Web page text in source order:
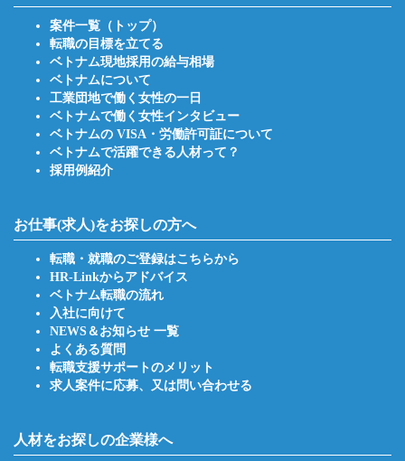
案件一覧（トップ）
転職の目標を立てる
ベトナム現地採用の給与相場
ベトナムについて
工業団地で働く女性の一日
ベトナムで働く女性インタビュー
ベトナムの VISA・労働許可証について
ベトナムで活躍できる人材って？
採用例紹介
お仕事(求人)をお探しの方へ
転職・就職のご登録はこちらから
HR-Linkからアドバイス
ベトナム転職の流れ
入社に向けて
NEWS＆お知らせ 一覧
よくある質問
転職支援サポートのメリット
求人案件に応募、又は問い合わせる
人材をお探しの企業様へ